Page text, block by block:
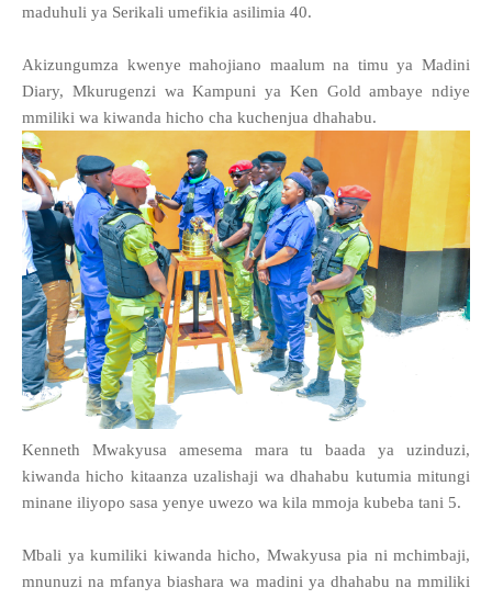
maduhuli ya Serikali umefikia asilimia 40.
Akizungumza kwenye mahojiano maalum na timu ya Madini
Diary, Mkurugenzi wa Kampuni ya Ken Gold ambaye ndiye
mmiliki wa kiwanda hicho cha kuchenjua dhahabu.
Kenneth Mwakyusa amesema mara tu baada ya uzinduzi,
kiwanda hicho kitaanza uzalishaji wa dhahabu kutumia mitungi
minane iliyopo sasa yenye uwezo wa kila mmoja kubeba tani 5.
Mbali ya kumiliki kiwanda hicho, Mwakyusa pia ni mchimbaji,
mnunuzi na mfanya biashara wa madini ya dhahabu na mmiliki